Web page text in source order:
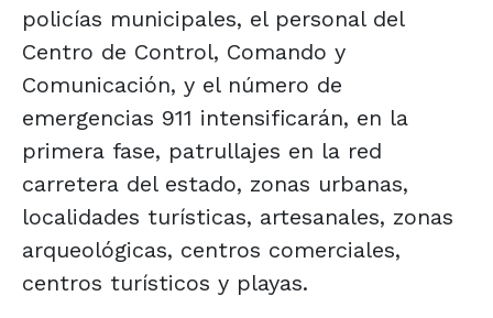
policías municipales, el personal del
Centro de Control, Comando y
Comunicación, y el número de
emergencias 911 intensificarán, en la
primera fase, patrullajes en la red
carretera del estado, zonas urbanas,
localidades turísticas, artesanales, zonas
arqueológicas, centros comerciales,
centros turísticos y playas.